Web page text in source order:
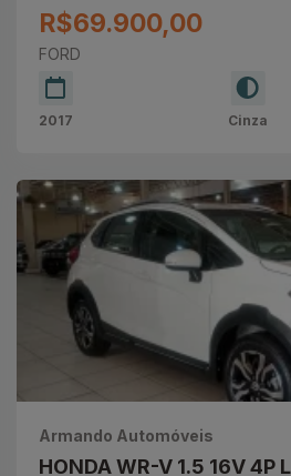
R$69.900,00
FORD
2017 Cinza
Armando Automóveis
HONDA WR-V 1.5 16V 4P